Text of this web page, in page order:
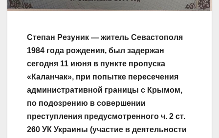
Степан Резуник — житель Севастополя
1984 года рождения, был задержан
сегодня 11 июня в пункте пропуска
«Каланчак», при попытке пересечения
административной границы с Крымом,
по подозрению в совершении
преступления предусмотренного ч. 2 ст.
260 УК Украины (участие в деятельности